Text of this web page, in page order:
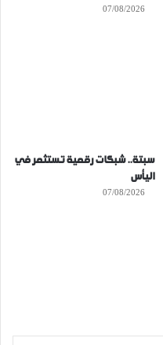
07/08/2026
سبتة.. شبكات رقمية تستثمر في
اليأس
07/08/2026